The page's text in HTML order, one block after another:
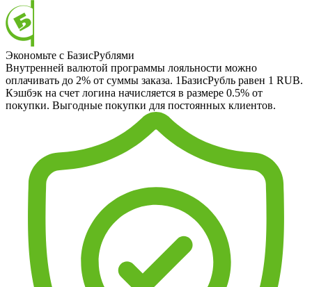
Экономьте с БазисРублями
Внутренней валютой программы лояльности можно
оплачивать до 2% от суммы заказа. 1БазисРубль равен 1 RUB.
Кэшбэк на счет логина начисляется в размере 0.5% от
покупки. Выгодные покупки для постоянных клиентов.